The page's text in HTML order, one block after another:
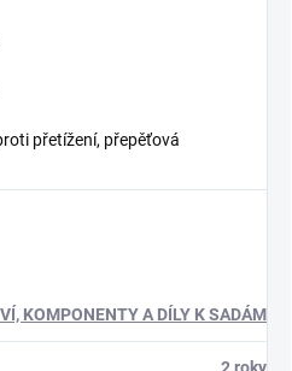
přetížení, přepěťová
KOMPONENTY A DÍLY K SADÁM